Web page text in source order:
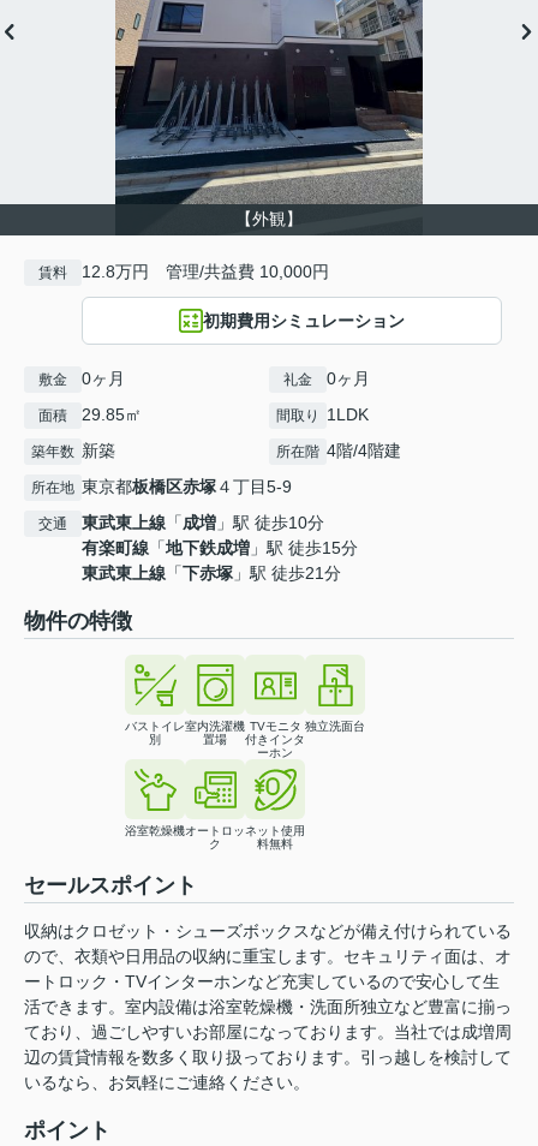
【外観】
賃料 12.8万円 管理/共益費 10,000円
初期費用シミュレーション
敷金 0ヶ月 礼金 0ヶ月
面積 29.85㎡ 間取り 1LDK
築年数 新築 所在階 4階/4階建
所在地 東京都板橋区赤塚４丁目5-9
交通 東武東上線 「成増 」駅 徒歩10分
有楽町線 「地下鉄成増 」駅 徒歩15分
東武東上線 「下赤塚 」駅 徒歩21分
物件の特徴
バストイレ
別
室内洗濯機
置場
TVモニタ
付きインタ
ーホン
独立洗面台
浴室乾燥機オートロッ
ク
ネット使用
料無料
セールスポイント
収納はクロゼット・シューズボックスなどが備え付けられている
ので、衣類や日用品の収納に重宝します。セキュリティ面は、オ
ートロック・TVインターホンなど充実しているので安心して生
活できます。室内設備は浴室乾燥機・洗面所独立など豊富に揃っ
ており、過ごしやすいお部屋になっております。当社では成増周
辺の賃貸情報を数多く取り扱っております。引っ越しを検討して
いるなら、お気軽にご連絡ください。
ポイント